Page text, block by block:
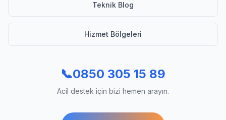
Teknik Blog
Hizmet Bölgeleri
📞0850 305 15 89
Acil destek için bizi hemen arayın.